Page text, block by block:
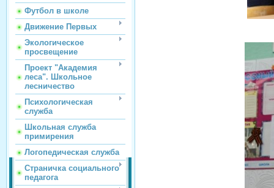
Футбол в школе
Движение Первых
Экологическое
просвещение
Проект "Академия
леса". Школьное
лесничество
Психологическая
служба
Школьная служба
примирения
Логопедическая служба
Страничка социального
педагога